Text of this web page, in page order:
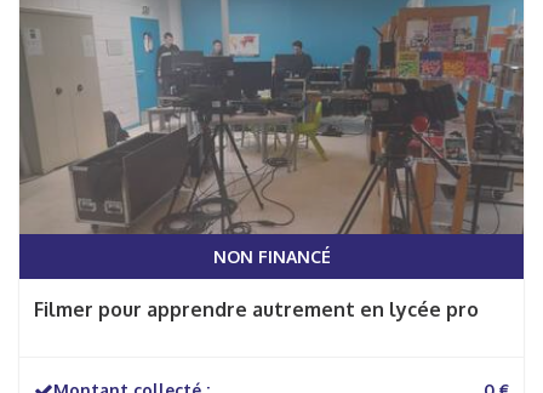
NON FINANCÉ
Filmer pour apprendre autrement en lycée pro